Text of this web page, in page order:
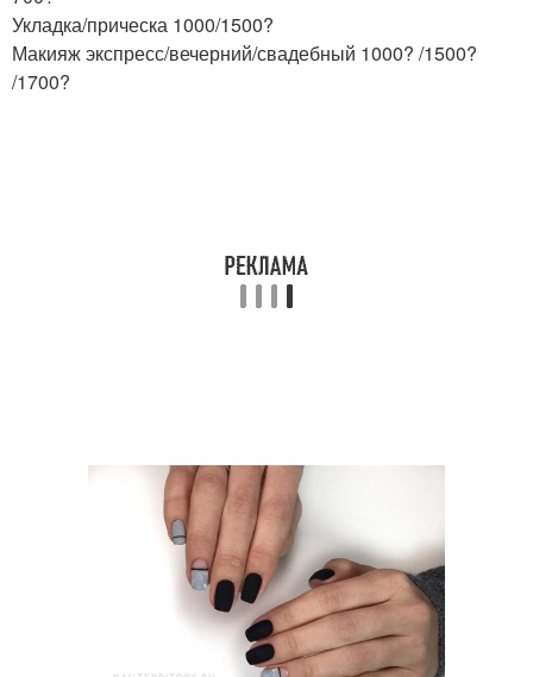
Укладка/прическа 1000/1500?
Макияж экспресс/вечерний/свадебный 1000? /1500?
/1700?